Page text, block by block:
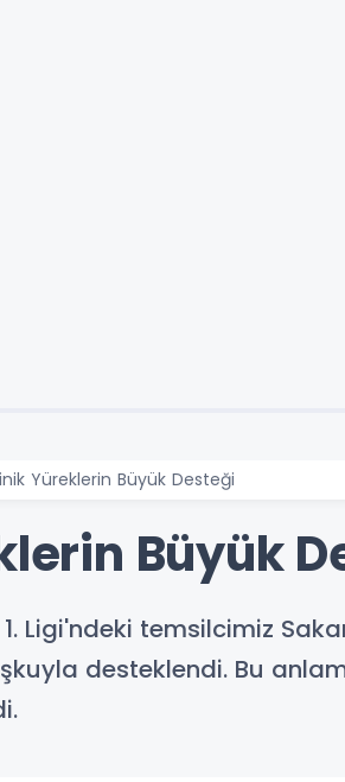
Yüreklerin Büyük Desteği
Büyük
Ligi'ndeki temsilcimiz
desteklendi. Bu